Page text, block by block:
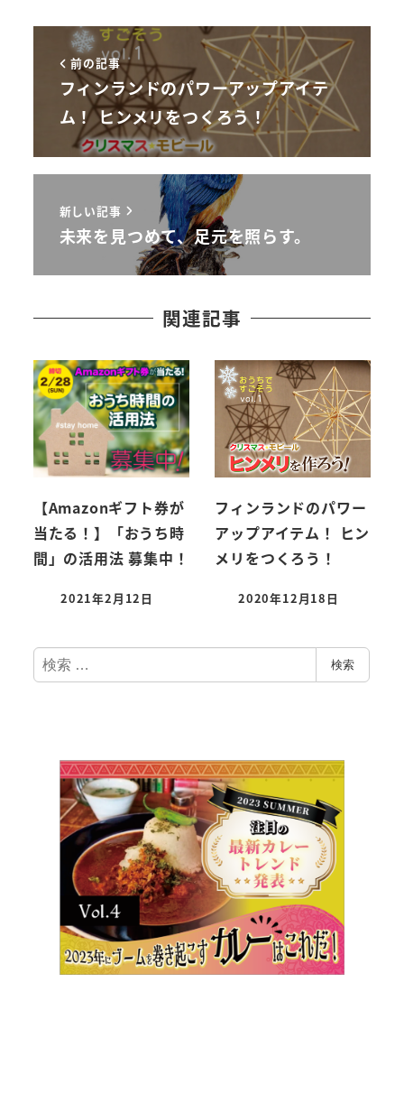
前の記事
フィンランドのパワーアップアイテ
ム！ ヒンメリをつくろう！
新しい記事
未来を見つめて、足元を照らす。
関連記事
【Amazonギフト券が
当たる！】「おうち時
間」の活用法 募集中！
2021年2月12日
フィンランドのパワー
アップアイテム！ ヒン
メリをつくろう！
2020年12月18日
検
索
検索